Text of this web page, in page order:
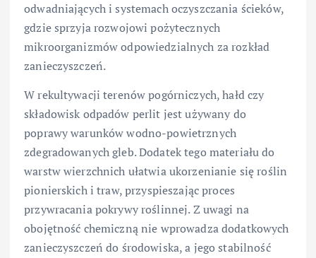
odwadniających i systemach oczyszczania ścieków,
gdzie sprzyja rozwojowi pożytecznych
mikroorganizmów odpowiedzialnych za rozkład
zanieczyszczeń.
W rekultywacji terenów pogórniczych, hałd czy
składowisk odpadów perlit jest używany do
poprawy warunków wodno-powietrznych
zdegradowanych gleb. Dodatek tego materiału do
warstw wierzchnich ułatwia ukorzenianie się roślin
pionierskich i traw, przyspieszając proces
przywracania pokrywy roślinnej. Z uwagi na
obojętność chemiczną nie wprowadza dodatkowych
zanieczyszczeń do środowiska, a jego stabilność